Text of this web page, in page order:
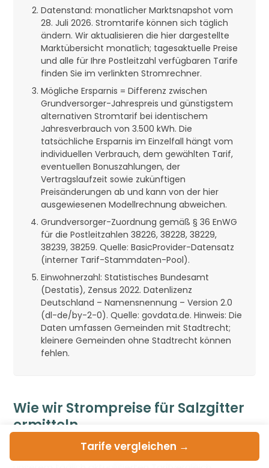
Datenstand: monatlicher Marktsnapshot vom
28. Juli 2026. Stromtarife können sich täglich
ändern. Wir aktualisieren die hier dargestellte
Marktübersicht monatlich; tagesaktuelle Preise
und alle für Ihre Postleitzahl verfügbaren Tarife
finden Sie im verlinkten Stromrechner.
Mögliche Ersparnis = Differenz zwischen
Grundversorger-Jahrespreis und günstigstem
alternativen Stromtarif bei identischem
Jahresverbrauch von 3.500 kWh. Die
tatsächliche Ersparnis im Einzelfall hängt vom
individuellen Verbrauch, dem gewählten Tarif,
eventuellen Bonuszahlungen, der
Vertragslaufzeit sowie zukünftigen
Preisänderungen ab und kann von der hier
ausgewiesenen Modellrechnung abweichen.
Grundversorger-Zuordnung gemäß § 36 EnWG
für die Postleitzahlen 38226, 38228, 38229,
38239, 38259. Quelle: BasicProvider-Datensatz
(interner Tarif-Stammdaten-Pool).
Einwohnerzahl: Statistisches Bundesamt
(Destatis), Zensus 2022. Datenlizenz
Deutschland – Namensnennung – Version 2.0
(dl-de/by-2-0). Quelle: govdata.de. Hinweis: Die
Daten umfassen Gemeinden mit Stadtrecht;
kleinere Gemeinden ohne Stadtrecht können
fehlen.
Wie wir Strompreise für Salzgitter
ermitteln
Die Tarif-Daten auf dieser Seite stammen aus
Tarifevergleichen →